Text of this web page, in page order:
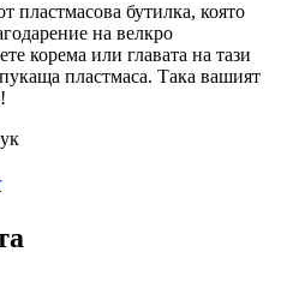
пластмасова бутилка, която
на велкро
корема или главата на тази
пластмаса. Така вашият